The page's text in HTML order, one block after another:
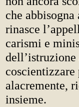
che
rinasce
carismi e
coscientizzare
alacremente,
insieme.